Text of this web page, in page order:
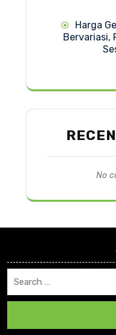
Harga
Bervariasi,
No